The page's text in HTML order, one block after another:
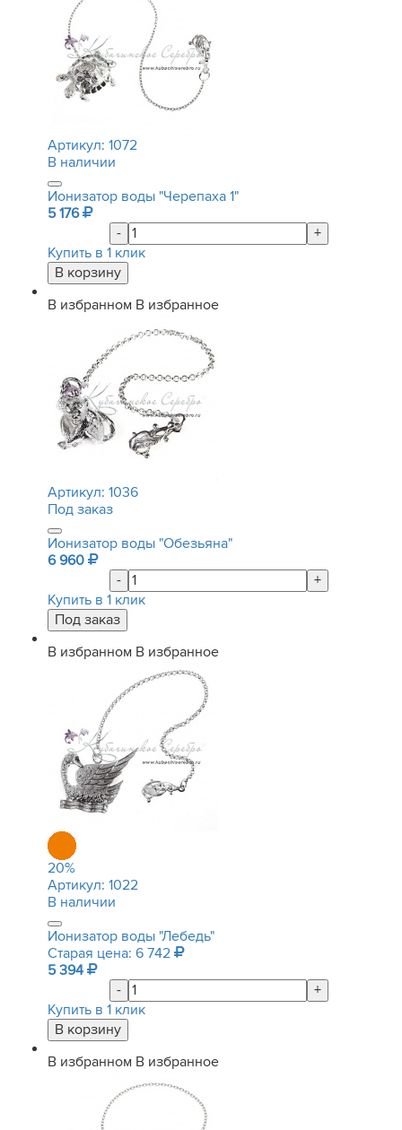
Артикул: 1072
В наличии
Ионизатор воды "Черепаха 1"
5 176
-
+
Купить в 1 клик
В избранном В избранное
Артикул: 1036
Под заказ
Ионизатор воды "Обезьяна"
6 960
-
+
Купить в 1 клик
В избранном В избранное
20%
Артикул: 1022
В наличии
Ионизатор воды "Лебедь"
Старая цена: 6 742
5 394
-
+
Купить в 1 клик
В избранном В избранное